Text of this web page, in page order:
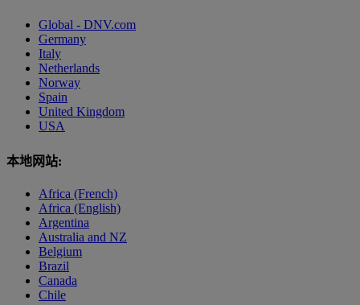
Global - DNV.com
Germany
Italy
Netherlands
Norway
Spain
United Kingdom
USA
本地网站:
Africa (French)
Africa (English)
Argentina
Australia and NZ
Belgium
Brazil
Canada
Chile